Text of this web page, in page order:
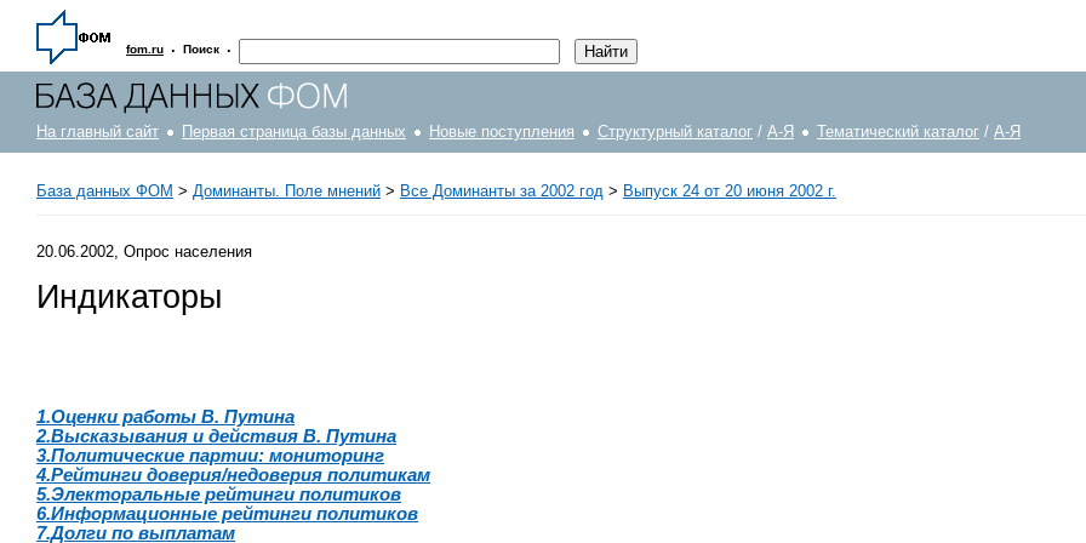
fom.ru · Поиск ·
На главный сайт Первая страница базы данных Новые поступления Структурный каталог / А-Я Тематический каталог / А-Я
База данных ФОМ > Доминанты. Поле мнений > Все Доминанты за 2002 год > Выпуск 24 от 20 июня 2002 г.
20.06.2002, Опрос населения
Индикаторы
1.Оценки работы В. Путина
2.Высказывания и действия В. Путина
3.Политические партии: мониторинг
4.Рейтинги доверия/недоверия политикам
5.Электоральные рейтинги политиков
6.Информационные рейтинги политиков
7.Долги по выплатам